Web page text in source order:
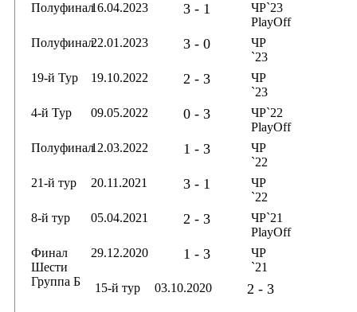
Полуфинал16.04.2023 3 - 1
ЧР`23
PlayOff
Полуфинал22.01.2023 3 - 0
ЧР
`23
19-й Тур
19.10.2022 2 - 3
ЧР
`23
4-й Тур
09.05.2022 0 - 3
ЧР`22
PlayOff
Полуфинал12.03.2022 1 - 3
ЧР
`22
21-й тур
20.11.2021 3 - 1
ЧР
`22
8-й тур
05.04.2021 2 - 3
ЧР`21
PlayOff
Финал
Шести
Группа Б
29.12.2020 1 - 3
ЧР
`21
15-й тур
03.10.2020 2 - 3